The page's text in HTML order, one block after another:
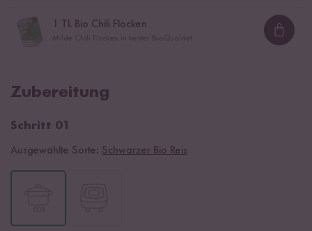
TL Bio Chili Flocken
Zubereitung
Schritt 01
Ausgewählte Sorte: Schwarzer Bio Reis